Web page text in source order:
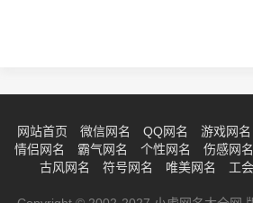
网站首页 微信网名 QQ网名 游戏网名
情侣网名
霸气网名 个性网名 伤感网名
古风网名
符号网名 唯美网名 工